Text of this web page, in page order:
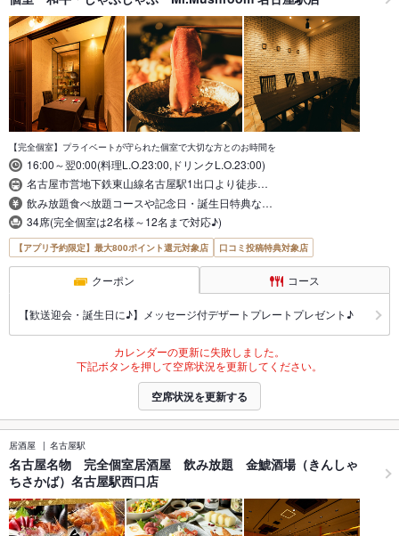
【完全個室】プライベートが守られた個室で大切な方とのお時間を
16:00～翌0:00(料理L.O.23:00,ドリンクL.O.23:00)
名古屋市営地下鉄東山線名古屋駅1出口より徒歩…
飲み放題食べ放題コースや記念日・誕生日特典な…
34席(完全個室は2名様～12名まで対応♪)
【アプリ予約限定】最大800ポイント還元対象店 口コミ投稿特典対象店
クーポン コース
【歓送迎会・誕生日に♪】メッセージ付デザートプレートプレゼント♪
カレンダーの更新に失敗しました。
下記ボタンを押して空席状況を更新してください。
空席状況を更新する
居酒屋 名古屋駅
名古屋名物 完全個室居酒屋 飲み放題 金鯱酒場（きんしゃ
ちさかば）名古屋駅西口店